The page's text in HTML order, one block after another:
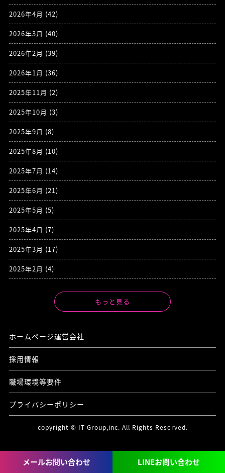
2026年4月 (42)
2026年3月 (40)
2026年2月 (39)
2026年1月 (36)
2025年11月 (2)
2025年10月 (3)
2025年9月 (8)
2025年8月 (10)
2025年7月 (14)
2025年6月 (21)
2025年5月 (5)
2025年4月 (7)
2025年3月 (17)
2025年2月 (4)
もっと見る
ホームページ運営会社
採用情報
職場環境等要件
プライバシーポリシー
copyright © IT-Group,inc. All Rights Reserved.
メールお問い合わせ LINEお問い合わせ